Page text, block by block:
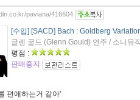
paviana/416604
[수입] [SACD] Bach : Goldberg
글렌 굴드 (Glenn Gould) 연주 / 소니뮤
평점 :
판매중지
편애하는거 같아'